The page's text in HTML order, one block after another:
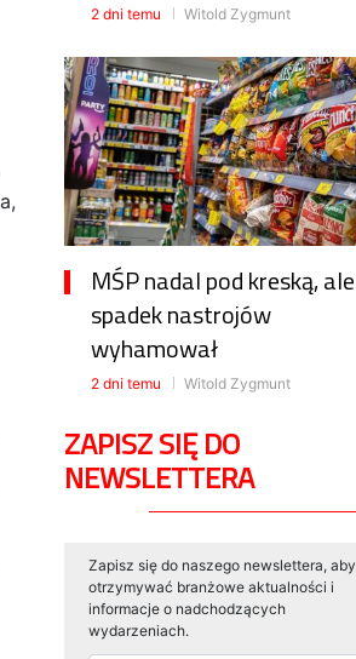
2 dni temu Witold Zygmunt
MŚP nadal pod kreską, ale
spadek nastrojów
wyhamował
2 dni temu Witold Zygmunt
ZAPISZ SIĘ DO
NEWSLETTERA
Zapisz się do naszego newslettera, aby
otrzymywać branżowe aktualności i
informacje o nadchodzących
wydarzeniach.